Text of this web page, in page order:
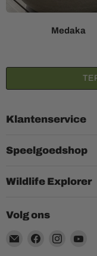
Medaka
Klantenservice
Speelgoedshop
Wildlife Explorer
Volg ons
Email
Vind
Vind